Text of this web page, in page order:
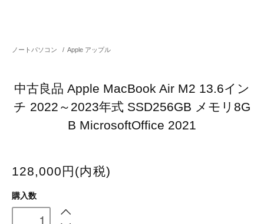
ノートパソコン / Apple アップル
中古良品 Apple MacBook Air M2 13.6イン
チ 2022～2023年式 SSD256GB メモリ8G
B MicrosoftOffice 2021
128,000円(内税)
購入数